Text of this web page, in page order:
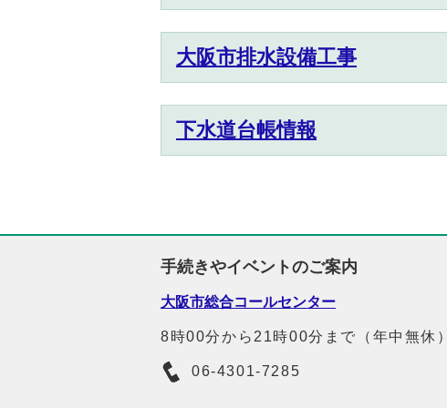
大阪市排水設備工事
下水道台帳情報
手続きやイベントのご案内
大阪市総合コールセンター
8時00分から21時00分まで（年中無休）
06-4301-7285